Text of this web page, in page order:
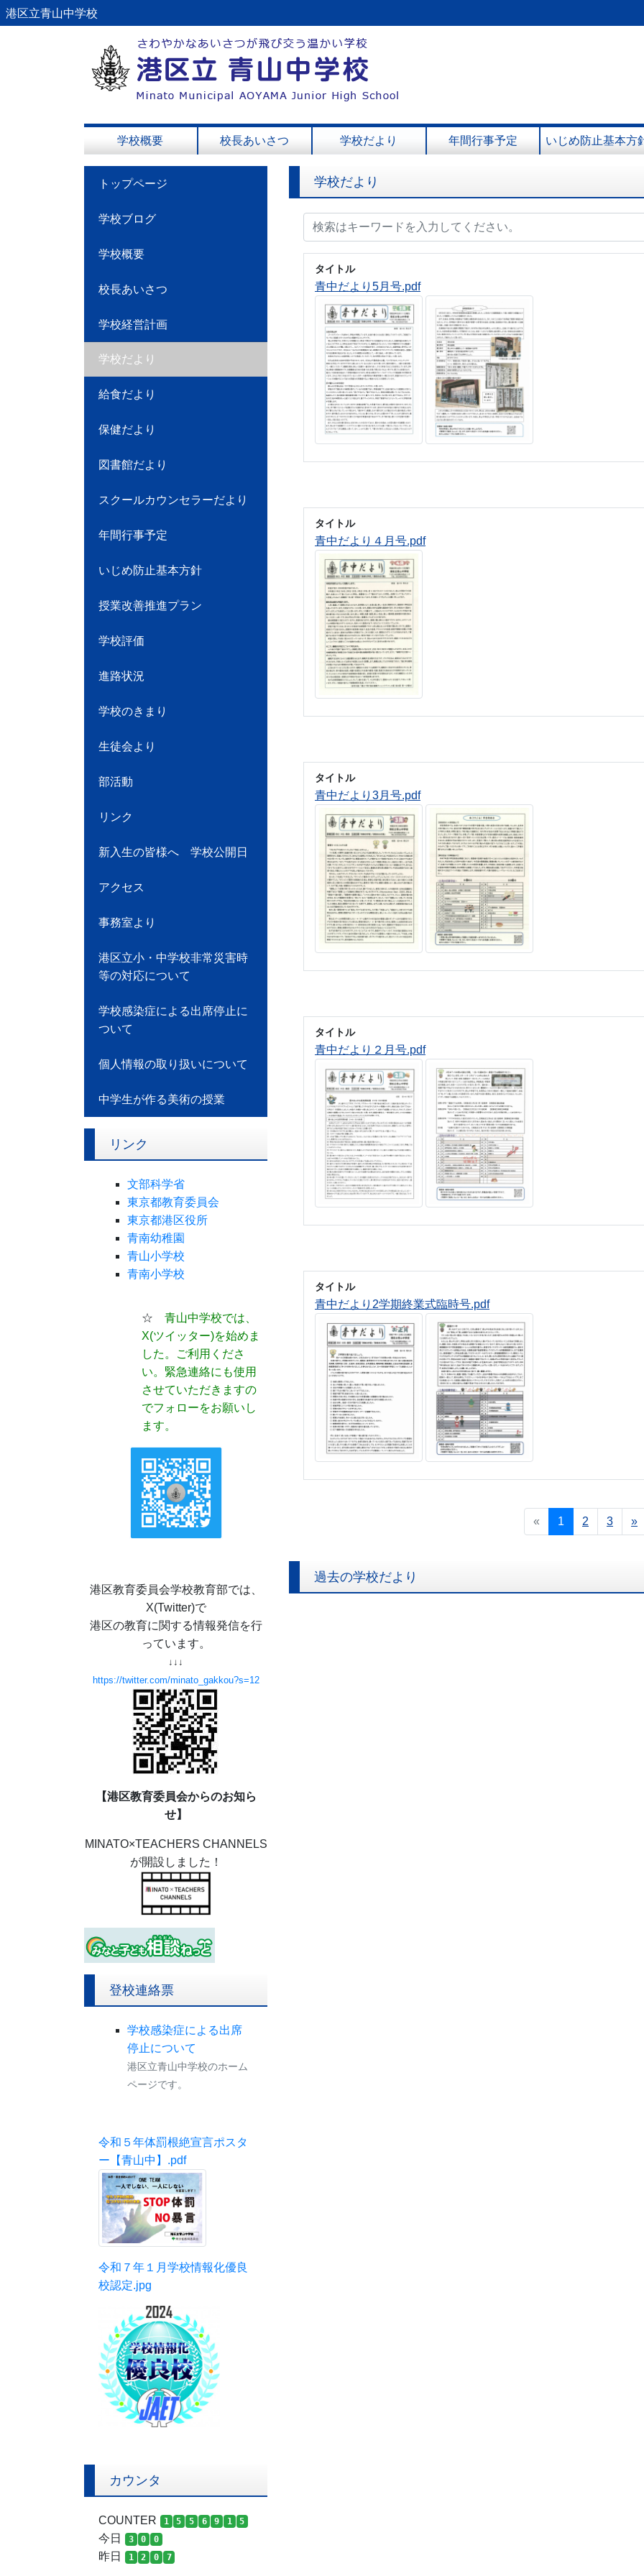
港区立青山中学校
学校概要 校長あいさつ 学校だより 年間行事予定 いじめ防止基本方
トップページ
学校ブログ
学校概要
校長あいさつ
学校経営計画
学校だより
給食だより
保健だより
図書館だより
スクールカウンセラーだより
年間行事予定
いじめ防止基本方針
授業改善推進プラン
学校評価
進路状況
学校のきまり
生徒会より
部活動
リンク
新入生の皆様へ 学校公開日
アクセス
事務室より
港区立小・中学校非常災害時
等の対応について
学校感染症による出席停止に
ついて
個人情報の取り扱いについて
中学生が作る美術の授業
リンク
文部科学省
東京都教育委員会
東京都港区役所
青南幼稚園
青山小学校
青南小学校
☆ 青山中学校では、
X(ツイッター)を始めま
した。ご利用くださ
い。緊急連絡にも使用
させていただきますの
でフォローをお願いし
ます。
港区教育委員会学校教育部では、
X(Twitter)で
港区の教育に関する情報発信を行
っています。
↓↓↓
https://twitter.com/minato_gakkou?s=12
【港区教育委員会からのお知ら
せ】
MINATO×TEACHERS CHANNELS
が開設しました！
登校連絡票
学校感染症による出席
停止について
港区立青山中学校のホーム
ページです。
令和５年体罰根絶宣言ポスタ
ー【青山中】.pdf
令和７年１月学校情報化優良
校認定.jpg
カウンタ
COUNTER 1 5 5 6 9 1 5
今日 3 0 0
昨日 1 2 0 7
学校だより
タイトル
青中だより5月号.pdf
タイトル
青中だより４月号.pdf
タイトル
青中だより3月号.pdf
タイトル
青中だより２月号.pdf
タイトル
青中だより2学期終業式臨時号.pdf
« 1 2 3 »
過去の学校だより